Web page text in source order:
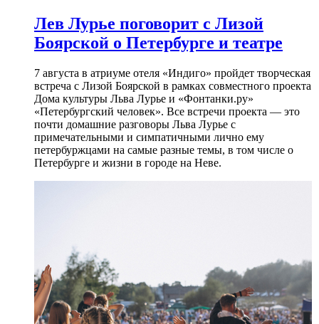
Лев Лурье поговорит с Лизой
Боярской о Петербурге и театре
7 августа в атриуме отеля «Индиго» пройдет творческая
встреча с Лизой Боярской в рамках совместного проекта
Дома культуры Льва Лурье и «Фонтанки.ру»
«Петербургский человек». Все встречи проекта — это
почти домашние разговоры Льва Лурье с
примечательными и симпатичными лично ему
петербуржцами на самые разные темы, в том числе о
Петербурге и жизни в городе на Неве.